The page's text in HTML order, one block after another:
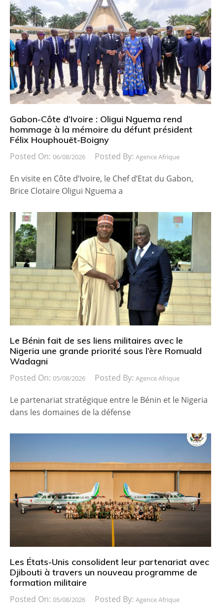
Gabon-Côte d’Ivoire : Oligui Nguema rend
hommage à la mémoire du défunt président
Félix Houphouët-Boigny
Posted On: 06/08/2026 Posted By: Agence Afrique
En visite en Côte d’Ivoire, le Chef d’Etat du Gabon,
Brice Clotaire Oligui Nguema a
Le Bénin fait de ses liens militaires avec le
Nigeria une grande priorité sous l’ère Romuald
Wadagni
Posted On: 05/08/2026 Posted By: Agence Afrique
Le partenariat stratégique entre le Bénin et le Nigeria
dans les domaines de la défense
Les États-Unis consolident leur partenariat avec
Djibouti à travers un nouveau programme de
formation militaire
Posted On: 05/08/2026 Posted By: Agence Afrique